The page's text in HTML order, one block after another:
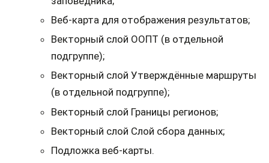
Веб-карта для отображения результатов;
Векторный слой ООПТ (в отдельной
подгруппе);
Векторный слой Утверждённые маршруты
(в отдельной подгруппе);
Векторный слой Границы регионов;
Векторный слой Слой сбора данных;
Подложка веб-карты.